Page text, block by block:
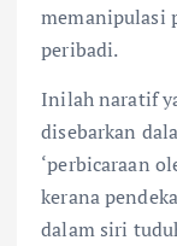
memanipulasi
peribadi.
Inilah naratif
disebarkan
‘perbicaraan
kerana
dalam siri